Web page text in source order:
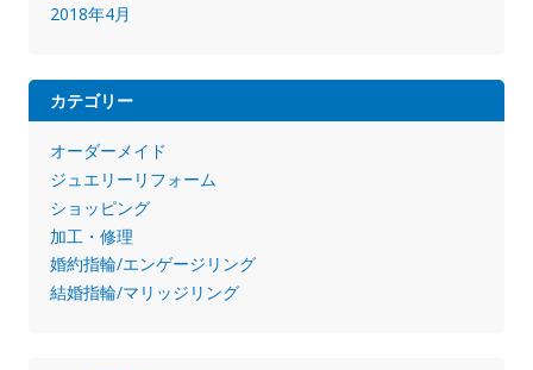
2018年4月
カテゴリー
オーダーメイド
ジュエリーリフォーム
ショッピング
加工・修理
婚約指輪/エンゲージリング
結婚指輪/マリッジリング